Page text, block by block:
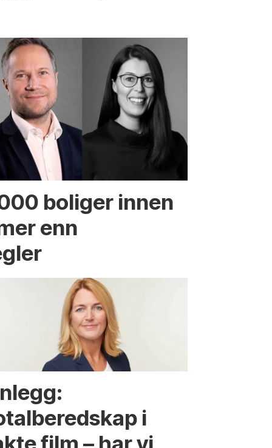
boliger innen
enn
i